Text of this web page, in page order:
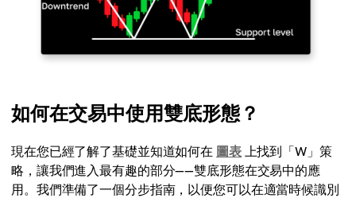
如何在交易中使用雙底形態？
現在您已經了解了基礎並知道如何在 圖表上找到「W」策
略，讓我們進入最有趣的部分——雙底形態在交易中的應
用。我們準備了一個分步指南，以便您可以在適當時候識別